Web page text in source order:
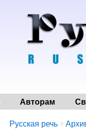
Авторам
Breadcrumbs
You
Русская речь